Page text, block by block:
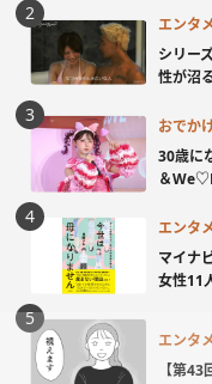
エンタ
シリー
性が沼
おでか
30歳に
＆
エンタ
マイナ
女性11
エンタ
【第